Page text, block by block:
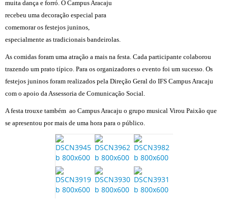
muita dança e forró. O Campus Aracaju
recebeu uma decoração especial para
comemorar os festejos juninos,
especialmente as tradicionais bandeirolas.
As comidas foram uma atração a mais na festa. Cada participante colaborou
trazendo um prato típico. Para os organizadores o evento foi um sucesso. Os
festejos juninos foram realizados pela Direção Geral do IFS Campus Aracaju
com o apoio da Assessoria de Comunicação Social.
A festa trouxe também ao Campus Aracaju o grupo musical Virou Paixão que
se apresentou por mais de uma hora para o público.